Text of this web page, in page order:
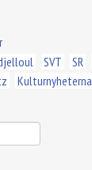
SVT SR
Kulturnyheterna